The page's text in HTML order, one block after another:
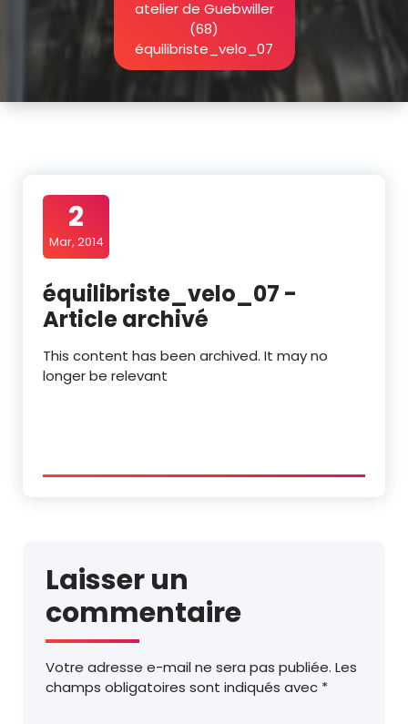
atelier de Guebwiller
(68)
équilibriste_velo_07
2
Mar, 2014
équilibriste_velo_07 -
Article archivé
This content has been archived. It may no
longer be relevant
Laisser un
commentaire
Votre adresse e-mail ne sera pas publiée. Les
champs obligatoires sont indiqués avec *